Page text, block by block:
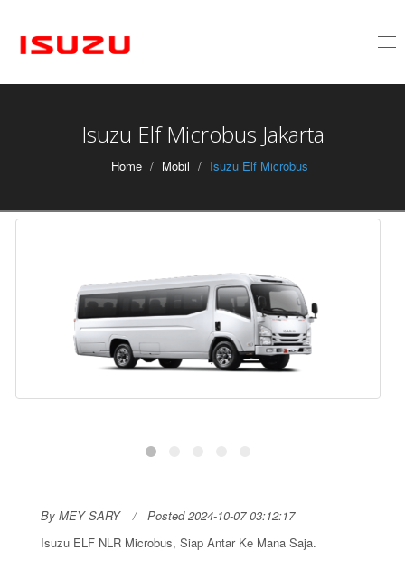
Isuzu Elf Microbus Jakarta
Home Mobil Isuzu Elf Microbus
By MEY SARY
Posted 2024-10-07 03:12:17
Isuzu ELF NLR Microbus, Siap Antar Ke Mana Saja.